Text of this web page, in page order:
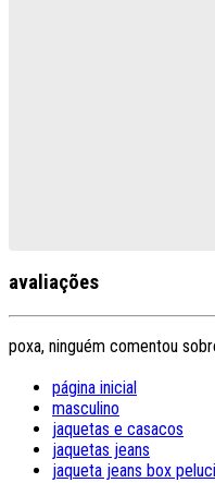
avaliações
poxa, ninguém comentou
página inicial
masculino
jaquetas e casacos
jaquetas jeans
jaqueta jeans box